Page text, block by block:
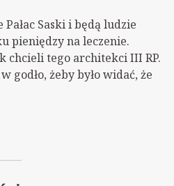
Saski i będą ludzie
pieniędzy na leczenie.
chcieli tego architekci III RP.
godło, żeby było widać, że